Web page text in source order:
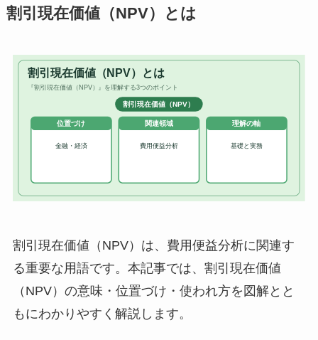
割引現在価値（NPV）とは
割引現在価値（NPV）は、費用便益分析に関連す
る重要な用語です。本記事では、割引現在価値
（NPV）の意味・位置づけ・使われ方を図解とと
もにわかりやすく解説します。